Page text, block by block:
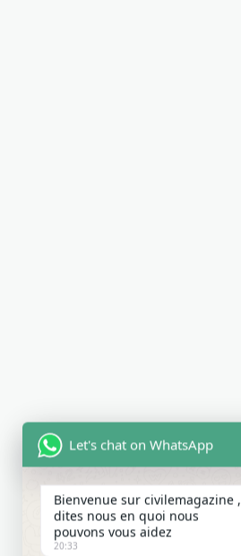
Let's chat on WhatsApp
Bienvenue sur civilemagazine ,
dites nous en quoi nous
pouvons vous aidez
20:33